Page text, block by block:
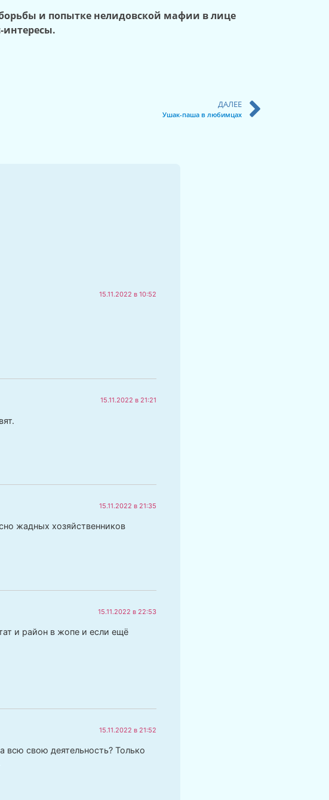
и попытке нелидовской мафии в лице
интересы.
ДАЛЕЕ
Ушак-паша в любимцах
15.11.2022 в 10:52
15.11.2022 в 21:21
15.11.2022 в 21:35
жадных хозяйственников
15.11.2022 в 22:53
и район в жопе и если ещё
15.11.2022 в 21:52
всю свою деятельность? Только